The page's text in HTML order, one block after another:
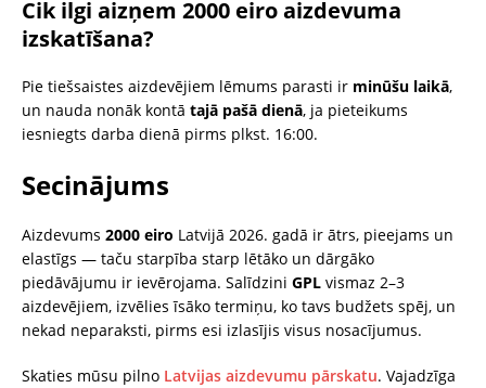
Cik ilgi aizņem 2000 eiro aizdevuma
izskatīšana?
Pie tiešsaistes aizdevējiem lēmums parasti ir minūšu laikā,
un nauda nonāk kontā tajā pašā dienā, ja pieteikums
iesniegts darba dienā pirms plkst. 16:00.
Secinājums
Aizdevums 2000 eiro Latvijā 2026. gadā ir ātrs, pieejams un
elastīgs — taču starpība starp lētāko un dārgāko
piedāvājumu ir ievērojama. Salīdzini GPL vismaz 2–3
aizdevējiem, izvēlies īsāko termiņu, ko tavs budžets spēj, un
nekad neparaksti, pirms esi izlasījis visus nosacījumus.
Skaties mūsu pilno Latvijas aizdevumu pārskatu. Vajadzīga